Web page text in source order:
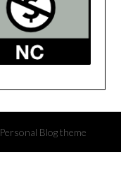
Personal Blog theme